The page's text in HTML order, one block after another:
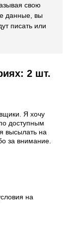
свою
данные, вы
писать или
2 шт.
Я хочу
доступным
высылать на
за внимание.
на